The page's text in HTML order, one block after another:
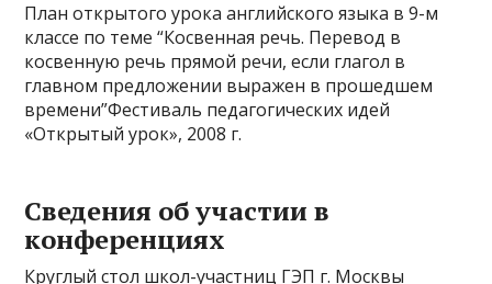
План открытого урока английского языка в 9-м
классе по теме “Косвенная речь. Перевод в
косвенную речь прямой речи, если глагол в
главном предложении выражен в прошедшем
времени”Фестиваль педагогических идей
«Открытый урок», 2008 г.
Сведения об участии в
конференциях
Круглый стол школ-участниц ГЭП г. Москвы